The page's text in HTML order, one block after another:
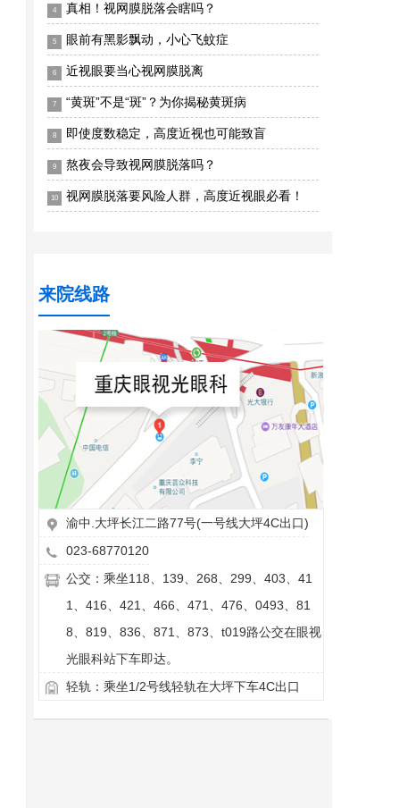
4 真相！视网膜脱落会瞎吗？
5 眼前有黑影飘动，小心飞蚊症
6 近视眼要当心视网膜脱离
7 “黄斑”不是“斑”？为你揭秘黄斑病
8 即使度数稳定，高度近视也可能致盲
9 熬夜会导致视网膜脱落吗？
10 视网膜脱落要风险人群，高度近视眼必看！
来院线路
渝中.大坪长江二路77号(一号线大坪4C出口)
023-68770120
公交：乘坐118、139、268、299、403、41
1、416、421、466、471、476、0493、81
8、819、836、871、873、t019路公交在眼视
光眼科站下车即达。
轻轨：乘坐1/2号线轻轨在大坪下车4C出口